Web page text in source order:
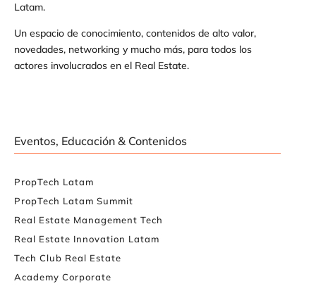
Latam.
Un espacio de conocimiento, contenidos de alto valor,
novedades, networking y mucho más, para todos los
actores involucrados en el Real Estate.
Eventos, Educación & Contenidos
PropTech Latam
PropTech Latam Summit
Real Estate Management Tech
Real Estate Innovation Latam
Tech Club Real Estate
Academy Corporate